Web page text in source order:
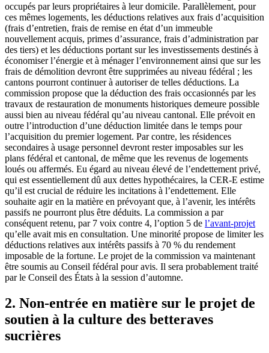
occupés par leurs propriétaires à leur domicile. Parallèlement, pour
ces mêmes logements, les déductions relatives aux frais d’acquisition
(frais d’entretien, frais de remise en état d’un immeuble
nouvellement acquis, primes d’assurance, frais d’administration par
des tiers) et les déductions portant sur les investissements destinés à
économiser l’énergie et à ménager l’environnement ainsi que sur les
frais de démolition devront être supprimées au niveau fédéral ; les
cantons pourront continuer à autoriser de telles déductions. La
commission propose que la déduction des frais occasionnés par les
travaux de restauration de monuments historiques demeure possible
aussi bien au niveau fédéral qu’au niveau cantonal. Elle prévoit en
outre l’introduction d’une déduction limitée dans le temps pour
l’acquisition du premier logement. Par contre, les résidences
secondaires à usage personnel devront rester imposables sur les
plans fédéral et cantonal, de même que les revenus de logements
loués ou affermés. Eu égard au niveau élevé de l’endettement privé,
qui est essentiellement dû aux dettes hypothécaires, la CER-E estime
qu’il est crucial de réduire les incitations à l’endettement. Elle
souhaite agir en la matière en prévoyant que, à l’avenir, les intérêts
passifs ne pourront plus être déduits. La commission a par
conséquent retenu, par 7 voix contre 4, l’option 5 de l’avant-projet
qu’elle avait mis en consultation. Une minorité propose de limiter les
déductions relatives aux intérêts passifs à 70 % du rendement
imposable de la fortune. Le projet de la commission va maintenant
être soumis au Conseil fédéral pour avis. Il sera probablement traité
par le Conseil des États à la session d’automne.
2. Non-entrée en matière sur le projet de
soutien à la culture des betteraves
sucrières